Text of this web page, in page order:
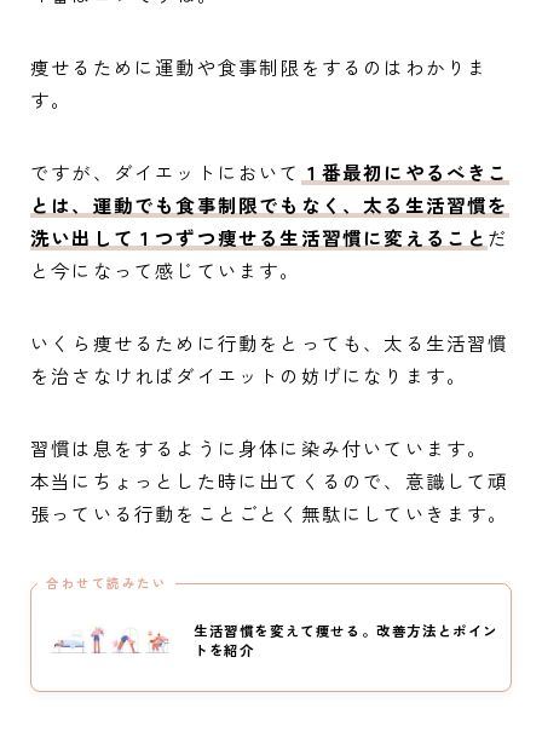
痩せるために運動や食事制限をするのはわかりま
す。
ですが、ダイエットにおいて １番最初にやるべきこ
とは、運動でも食事制限でもなく、太る生活習慣を
洗い出して１つずつ痩せる生活習慣に変えること だ
と今になって感じています。
いくら痩せるために行動をとっても、太る生活習慣
を治さなければダイエットの妨げになります。
習慣は息をするように身体に染み付いています。
本当にちょっとした時に出てくるので、意識して頑
張っている行動をことごとく無駄にしていきます。
合わせて読みたい
生活習慣を変えて痩せる。改善方法とポイン
トを紹介